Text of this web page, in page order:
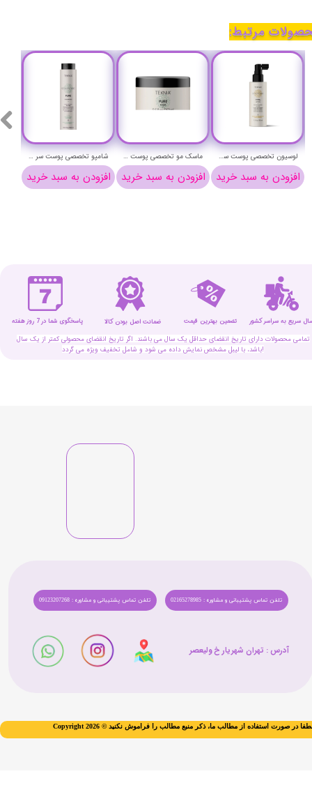
شامپو تخصصی پوست سر چرب لاکمه حجم 300 میلی لیتر - LAKME TEKNIA SCALP CARE PURE SHAMPOO
افزودن به سبد خرید
ماسک مو تخصصی پوست سر چرب لاکمه حجم 250 میلی لیتر - LAKME TEKNIA SCALP CARE PURE HAIR MASK
افزودن به سبد خرید
لوسیون تخصصی پوست سر دارای ریزش مو لاکمه حجم 150 میلی لیتر - LAKME TEKNIA SCALP CARE VITAL LOTION
افزودن به سبد خرید
مرتبط:
تمامی محصولات دارای تاریخ انقضای حداقل یک سال می باشند. اگر تاریخ انقضای محصولی کمتر از یک سال
باشد، با لیبل مشخص نمایش داده می شود و شامل تخفیف ویژه می گردد!
ضمانت اصل بودن کالا تضمین بهترین قیمت پاسخگوی شما در 7 روز هفته سریع به سراسر کشور
تلفن تماس پشتیبانی و مشاوره : 09123207268 تلفن تماس پشتیبانی و مشاوره : 02165278985
آدرس : تهران شهریار خ ولیعصر​​​​​​​